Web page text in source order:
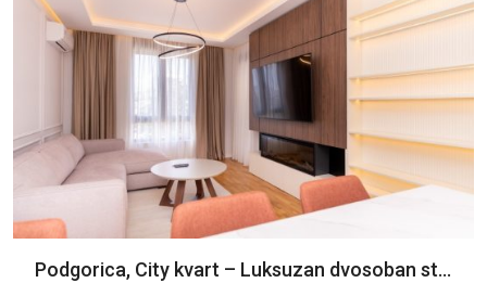
Podgorica, City kvart – Luksuzan dvosoban st...